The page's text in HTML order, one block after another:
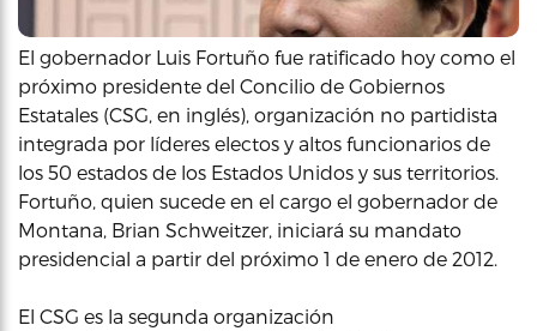
El gobernador Luis Fortuño fue ratificado hoy como el
próximo presidente del Concilio de Gobiernos
Estatales (CSG, en inglés), organización no partidista
integrada por líderes electos y altos funcionarios de
los 50 estados de los Estados Unidos y sus territorios.
Fortuño, quien sucede en el cargo el gobernador de
Montana, Brian Schweitzer, iniciará su mandato
presidencial a partir del próximo 1 de enero de 2012.
El CSG es la segunda organización